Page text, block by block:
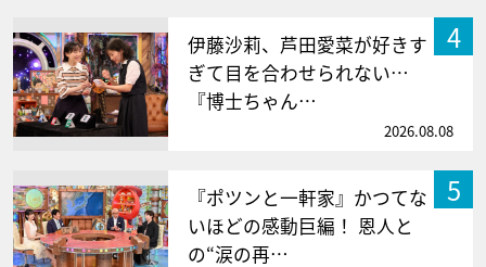
4
伊藤沙莉、芦田愛菜が好きす
ぎて目を合わせられない…
『博士ちゃん…
2026.08.08
5
『ポツンと一軒家』かつてな
いほどの感動巨編！ 恩人と
の“涙の再…